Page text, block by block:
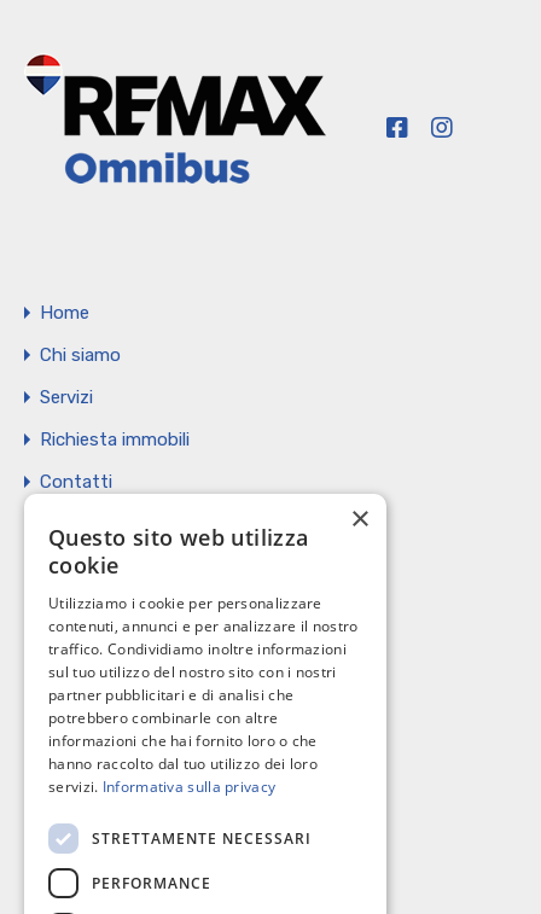
Home
Chi siamo
Servizi
Richiesta immobili
Contatti
Vendi il tuo immobile
Privacy Policy
Cookie policy
I nostri contatti
C.so Giannone, 184 - 71121 Foggia
0881 617004
×
Questo sito web utilizza
cookie
Utilizziamo i cookie per personalizzare
contenuti, annunci e per analizzare il nostro
traffico. Condividiamo inoltre informazioni
sul tuo utilizzo del nostro sito con i nostri
partner pubblicitari e di analisi che
potrebbero combinarle con altre
informazioni che hai fornito loro o che
hanno raccolto dal tuo utilizzo dei loro
servizi. Informativa sulla privacy
STRETTAMENTE NECESSARI
PERFORMANCE